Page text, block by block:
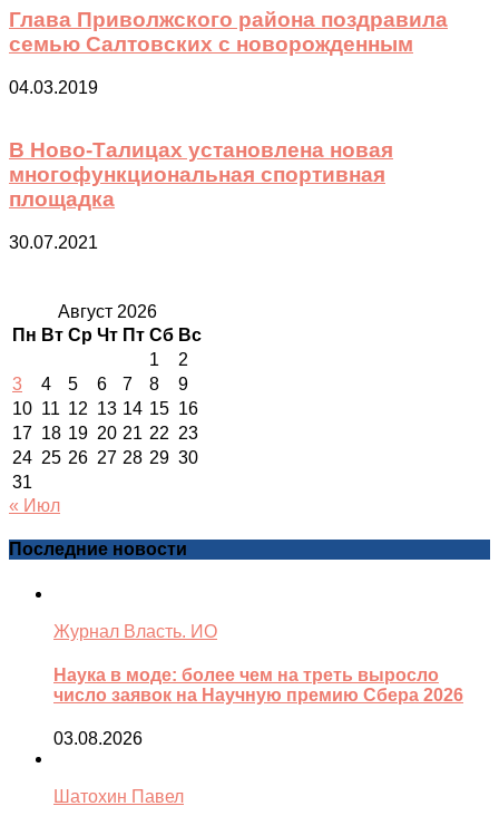
Глава Приволжского района поздравила
семью Салтовских с новорожденным
04.03.2019
В Ново-Талицах установлена новая
многофункциональная спортивная
площадка
30.07.2021
Август 2026
Пн Вт Ср Чт Пт Сб Вс
1
2
3
4 5 6 7 8
9
10 11 12 13 14 15 16
17 18 19 20 21 22 23
24 25 26 27 28 29 30
31
« Июл
Последние новости
Журнал Власть. ИО
Наука в моде: более чем на треть выросло
число заявок на Научную премию Сбера 2026
03.08.2026
Шатохин Павел